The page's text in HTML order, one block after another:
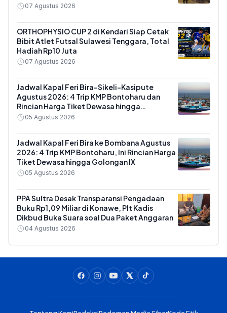
07 Agustus 2026
ORTHOPHYSIO CUP 2 di Kendari Siap Cetak
Bibit Atlet Futsal Sulawesi Tenggara, Total
Hadiah Rp10 Juta
07 Agustus 2026
Jadwal Kapal Feri Bira-Sikeli-Kasipute
Agustus 2026: 4 Trip KMP Bontoharu dan
Rincian Harga Tiket Dewasa hingga
Kendaraan Golongan IX
05 Agustus 2026
Jadwal Kapal Feri Bira ke Bombana Agustus
2026: 4 Trip KMP Bontoharu, Ini Rincian Harga
Tiket Dewasa hingga Golongan IX
05 Agustus 2026
PPA Sultra Desak Transparansi Pengadaan
Buku Rp1,09 Miliar di Konawe, Plt Kadis
Dikbud Buka Suara soal Dua Paket Anggaran
04 Agustus 2026